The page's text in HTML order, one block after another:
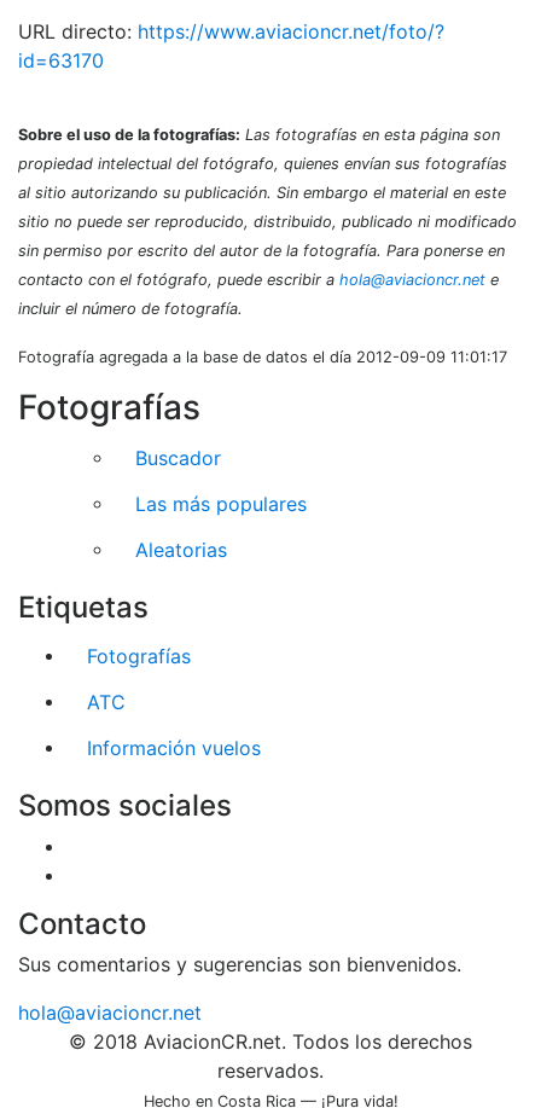
URL directo: https://www.aviacioncr.net/foto/?
id=63170
Sobre el uso de la fotografías: Las fotografías en esta página son
propiedad intelectual del fotógrafo, quienes envían sus fotografías
al sitio autorizando su publicación. Sin embargo el material en este
sitio no puede ser reproducido, distribuido, publicado ni modificado
sin permiso por escrito del autor de la fotografía. Para ponerse en
contacto con el fotógrafo, puede escribir a hola@aviacioncr.net e
incluir el número de fotografía.
Fotografía agregada a la base de datos el día 2012-09-09 11:01:17
Fotografías
Buscador
Las más populares
Aleatorias
Etiquetas
Fotografías
ATC
Información vuelos
Somos sociales
Contacto
Sus comentarios y sugerencias son bienvenidos.
hola@aviacioncr.net
© 2018 AviacionCR.net. Todos los derechos
reservados.
Hecho en Costa Rica — ¡Pura vida!